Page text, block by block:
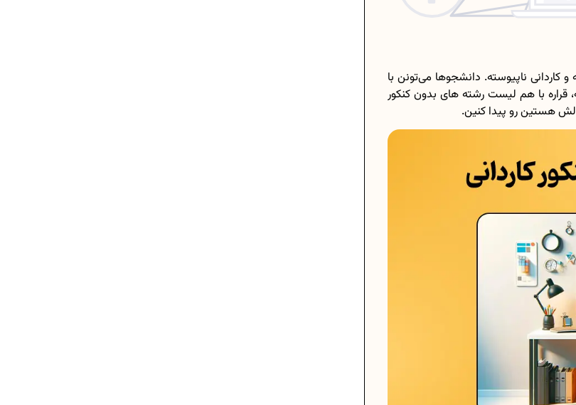
کاردانی ناپیوسته. دانشجوها می‌تونن با
قراره با هم لیست رشته های بدون کنکور
هستین رو پیدا کنین.